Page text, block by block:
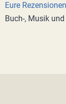
Eure Rezensionen
Buch-, Musik